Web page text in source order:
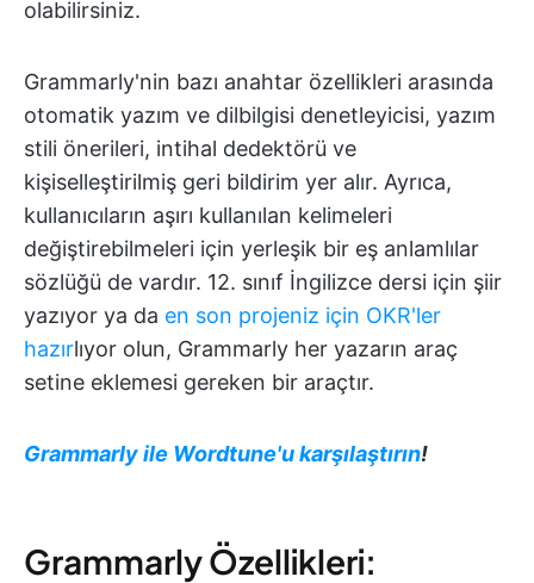
olabilirsiniz.
Grammarly'nin bazı anahtar özellikleri arasında
otomatik yazım ve dilbilgisi denetleyicisi, yazım
stili önerileri, intihal dedektörü ve
kişiselleştirilmiş geri bildirim yer alır. Ayrıca,
kullanıcıların aşırı kullanılan kelimeleri
değiştirebilmeleri için yerleşik bir eş anlamlılar
sözlüğü de vardır. 12. sınıf İngilizce dersi için şiir
yazıyor ya da en son projeniz için OKR'ler
hazırlıyor olun, Grammarly her yazarın araç
setine eklemesi gereken bir araçtır.
Grammarly ile Wordtune'u karşılaştırın!
Grammarly Özellikleri: